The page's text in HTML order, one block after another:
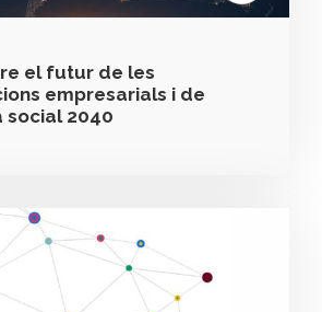
el futur de les
empresarials i de
social 2040